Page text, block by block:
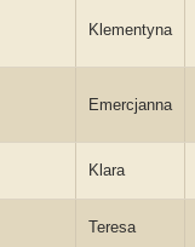
Klementyna
Emercjanna
Klara
Teresa